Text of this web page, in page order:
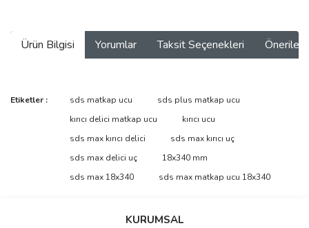
Ürün Bilgisi Yorumlar Taksit Seçenekleri
Bu ürüne ilk yorumu siz yapın!
Yorum Yaz
Bu ürünün fiyat bilgisi, resim, ürün açıklamalarında ve diğer
tarafımıza iletebilirsiniz.
Görüş ve önerileriniz için teşekkür ederiz.
Ürün resmi kalitesiz, bozuk veya görüntülenemiyor.
Etiketler : sds matkap ucu
sds plus matkap ucu
kırıcı delici matkap ucu
kırıcı ucu
sds max kırıcı delici
sds max kırıcı uç
sds max delici uç
18x340 mm
sds max 18x340
sds max matkap ucu 18x340
KURUMSAL